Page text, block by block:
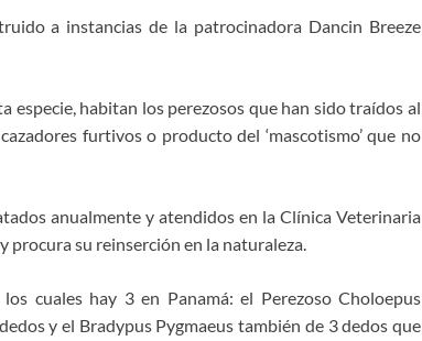
a instancias de la patrocinadora Dancin Breeze
especie, habitan los perezosos que han sido traídos al
furtivos o producto del ‘mascotismo’ que no
anualmente y atendidos en la Clínica Veterinaria
procura su reinserción en la naturaleza.
cuales hay 3 en Panamá: el Perezoso Choloepus
y el Bradypus Pygmaeus también de 3 dedos que